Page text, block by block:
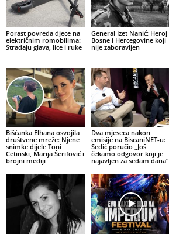
Porast povreda djece na
električnim romobilima:
Stradaju glava, lice i ruke
General Izet Nanić: Heroj
Bosne i Hercegovine koji
nije zaboravljen
Bišćanka Elhana osvojila
društvene mreže: Njene
snimke dijele Toni
Cetinski, Marija Šerifović i
brojni mediji
Dva mjeseca nakon
emisije na BiscaniNET-u:
Sedić poručio „Još
čekamo odgovor koji je
najavljen za sedam dana“